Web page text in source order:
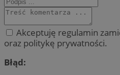
Akceptuję regulamin
oraz politykę prywatności.
Błąd: